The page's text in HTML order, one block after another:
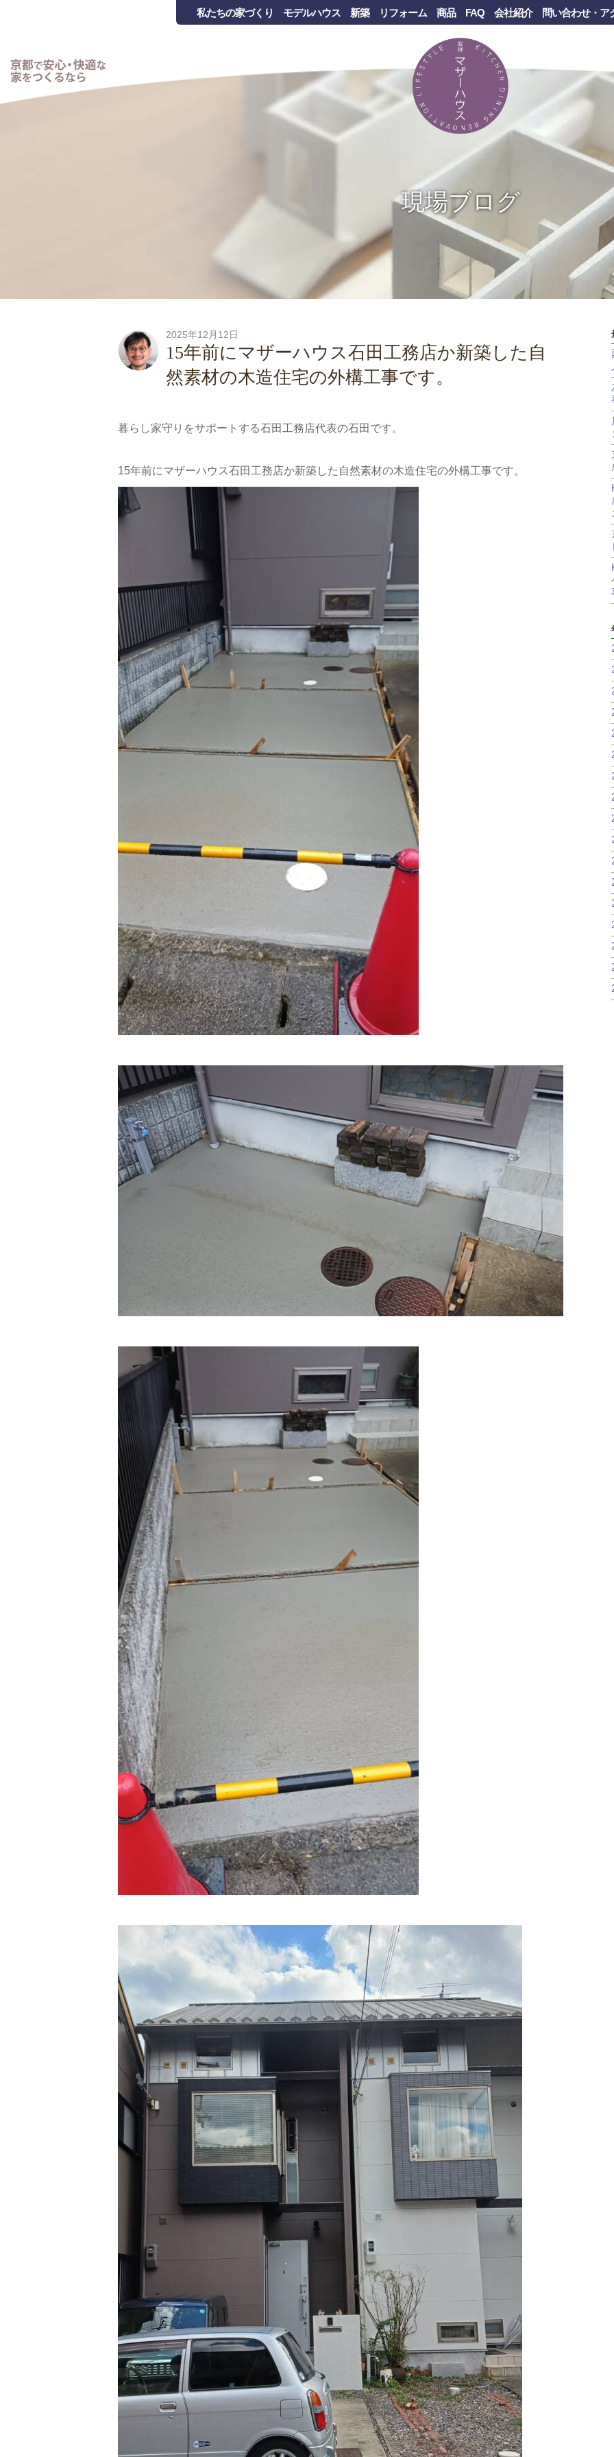
私たちの家づくり モデルハウス 新築 リフォーム 商品 FAQ 会社紹介 問い合わせ・ア
現場ブログ
2025年12月12日
15年前にマザーハウス石田工務店か新築した自
然素材の木造住宅の外構工事です。
暮らし家守りをサポートする石田工務店代表の石田です。
15年前にマザーハウス石田工務店か新築した自然素材の木造住宅の外構工事です。